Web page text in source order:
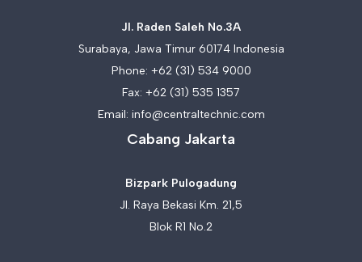
Jl. Raden Saleh No.3A
Surabaya, Jawa Timur 60174 Indonesia
Phone: +62 (31) 534 9000
Fax: +62 (31) 535 1357
Email: info@centraltechnic.com
Cabang Jakarta
Bizpark Pulogadung
Jl. Raya Bekasi Km. 21,5
Blok R1 No.2